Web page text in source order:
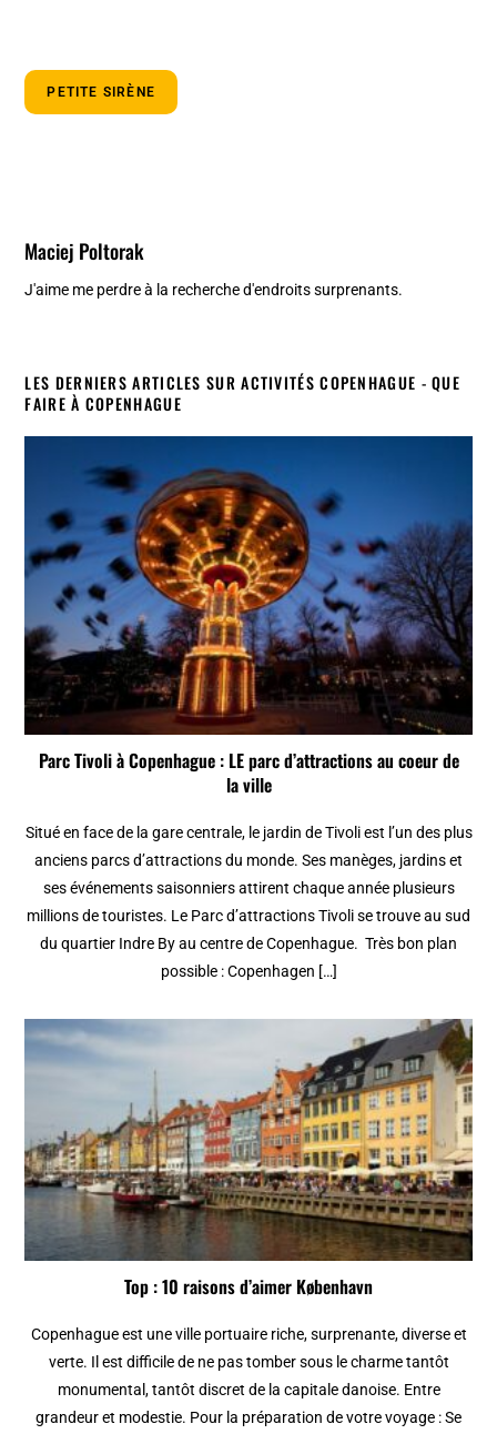
PETITE SIRÈNE
Maciej Poltorak
J'aime me perdre à la recherche d'endroits surprenants.
LES DERNIERS ARTICLES SUR ACTIVITÉS COPENHAGUE - QUE
FAIRE À COPENHAGUE
Parc Tivoli à Copenhague : LE parc d’attractions au coeur de
la ville
Situé en face de la gare centrale, le jardin de Tivoli est l’un des plus
anciens parcs d’attractions du monde. Ses manèges, jardins et
ses événements saisonniers attirent chaque année plusieurs
millions de touristes. Le Parc d’attractions Tivoli se trouve au sud
du quartier Indre By au centre de Copenhague. Très bon plan
possible : Copenhagen […]
Top : 10 raisons d’aimer København
Copenhague est une ville portuaire riche, surprenante, diverse et
verte. Il est difficile de ne pas tomber sous le charme tantôt
monumental, tantôt discret de la capitale danoise. Entre
grandeur et modestie. Pour la préparation de votre voyage : Se